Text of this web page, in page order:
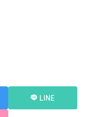
LINE